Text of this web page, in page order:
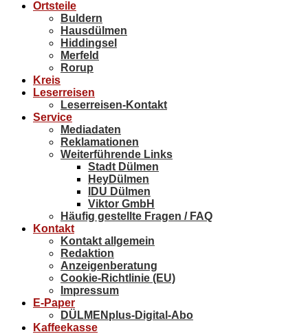
Ortsteile
Buldern
Hausdülmen
Hiddingsel
Merfeld
Rorup
Kreis
Leserreisen
Leserreisen-Kontakt
Service
Mediadaten
Reklamationen
Weiterführende Links
Stadt Dülmen
HeyDülmen
IDU Dülmen
Viktor GmbH
Häufig gestellte Fragen / FAQ
Kontakt
Kontakt allgemein
Redaktion
Anzeigenberatung
Cookie-Richtlinie (EU)
Impressum
E-Paper
DÜLMENplus-Digital-Abo
Kaffeekasse